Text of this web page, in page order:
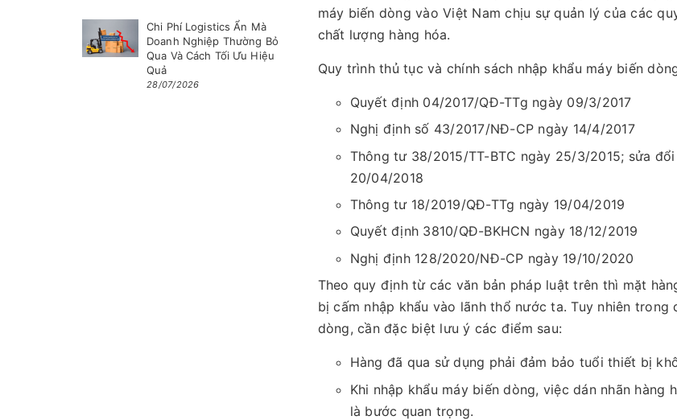
máy biến dòng vào Việt Nam chịu sự quản lý của các
chất lượng hàng hóa.
Quy trình thủ tục và chính sách nhập khẩu máy biến
Quyết định 04/2017/QĐ-TTg ngày 09/3/2017
Nghị định số 43/2017/NĐ-CP ngày 14/4/2017
Thông tư 38/2015/TT-BTC ngày 25/3/2015; sửa
20/04/2018
Thông tư 18/2019/QĐ-TTg ngày 19/04/2019
Quyết định 3810/QĐ-BKHCN ngày 18/12/2019
Nghị định 128/2020/NĐ-CP ngày 19/10/2020
Theo quy định từ các văn bản pháp luật trên thì mặt
bị cấm nhập khẩu vào lãnh thổ nước ta. Tuy nhiên
dòng, cần đặc biệt lưu ý các điểm sau:
Hàng đã qua sử dụng phải đảm bảo tuổi thiết bị
Khi nhập khẩu máy biến dòng, việc dán nhãn
là bước quan trọng.
Chi Phí Logistics Ẩn Mà
Doanh Nghiệp Thường Bỏ
Qua Và Cách Tối Ưu Hiệu
Quả
28/07/2026